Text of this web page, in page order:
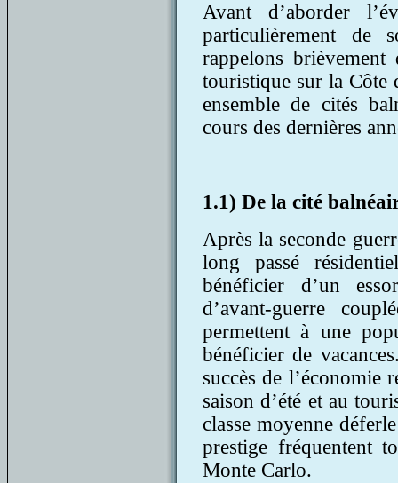
Avant d’aborder
particulièrement de
rappelons
touristique sur la Côte
ensemble de cités
cours des dernières
1.1) De la cité
Après la seconde
long passé
bénéficier d’un
d’avant-guerre
permettent à une
bénéficier de
succès de l’économie
saison d’été et au
classe moyenne
prestige fréquentent
Monte Carlo.